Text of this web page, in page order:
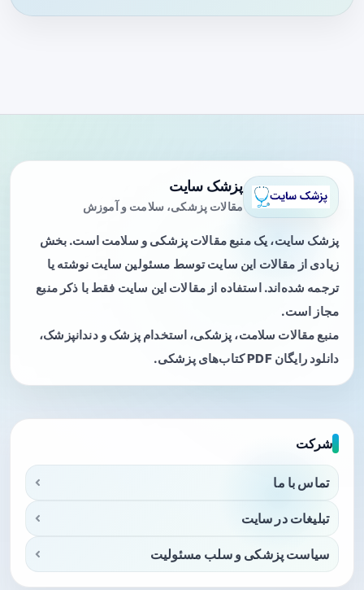
پزشک سایت
مقالات پزشکی، سلامت و آموزش
پزشک سایت، یک منبع مقالات پزشکی و سلامت است. بخش
زیادی از مقالات این سایت توسط مسئولین سایت نوشته یا
ترجمه شده‌اند. استفاده از مقالات این سایت فقط با ذکر منبع
مجاز است.
منبع مقالات سلامت، پزشکی، استخدام پزشک و دندانپزشک،
دانلود رایگان PDF کتاب‌های پزشکی.
شرکت
تماس با ما
تبلیغات در سایت
سیاست پزشکی و سلب مسئولیت